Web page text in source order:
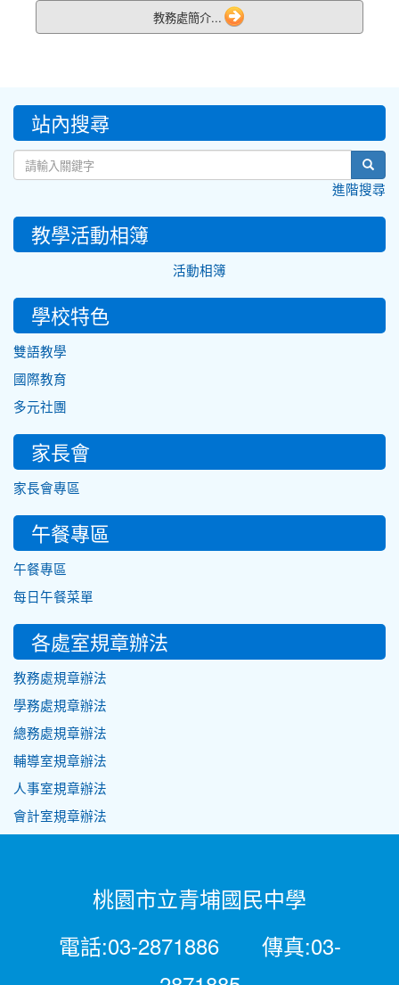
教務處簡介...
::: 站內搜尋
進階搜尋
教學活動相簿
活動相簿
學校特色
雙語教學
國際教育
多元社團
家長會
家長會專區
午餐專區
午餐專區
每日午餐菜單
各處室規章辦法
教務處規章辦法
學務處規章辦法
總務處規章辦法
輔導室規章辦法
人事室規章辦法
會計室規章辦法
桃園市立青埔國民中學
電話:03-2871886 傳真:03-